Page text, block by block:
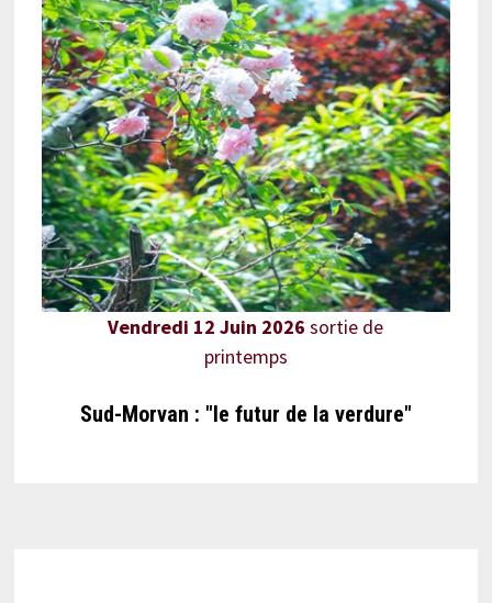
Vendredi 12 Juin 2026 sortie de
printemps
Sud-Morvan : "le futur de la verdure"